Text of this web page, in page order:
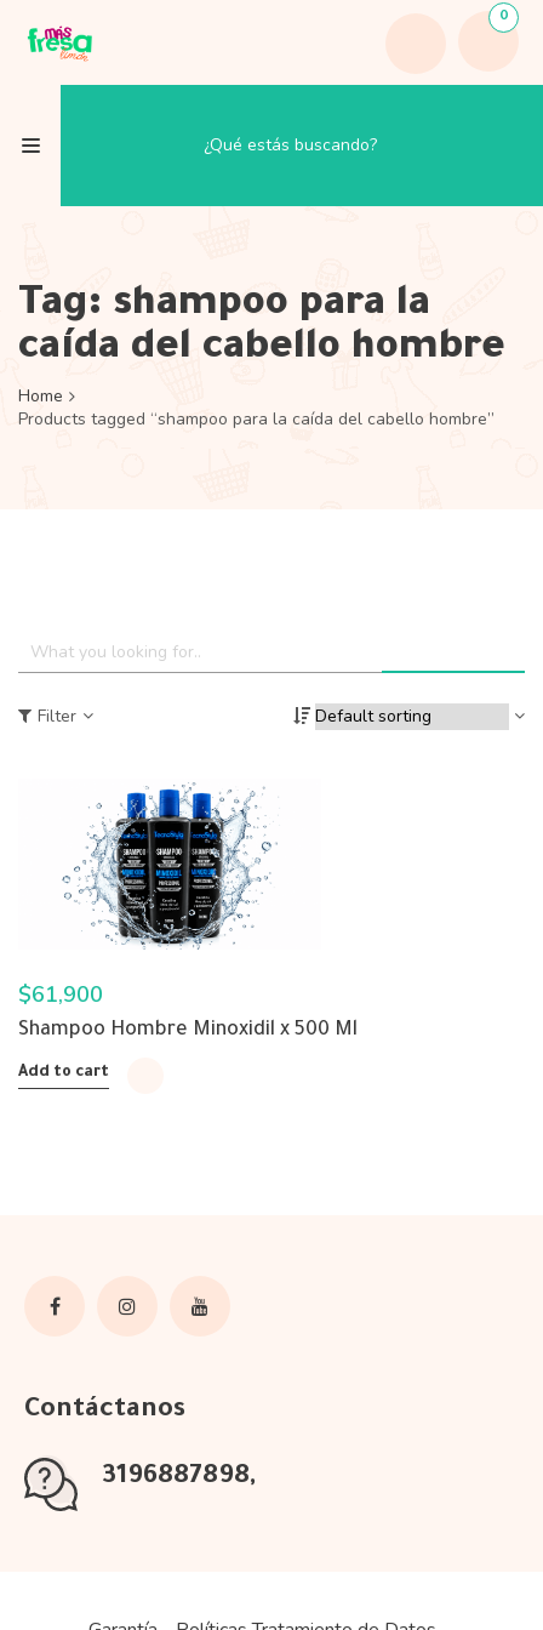
0
Tag: shampoo para la
caída del cabello hombre
Home
Products tagged “shampoo para la caída del cabello hombre”
Filter
$61,900
Shampoo Hombre Minoxidil x 500 Ml
Add to cart
Contáctanos
3196887898